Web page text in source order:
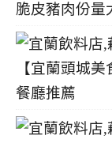
脆皮豬肉份量
【宜蘭頭城
餐廳推薦